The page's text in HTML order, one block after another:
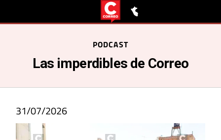
PODCAST
Las imperdibles de Correo
31/07/2026